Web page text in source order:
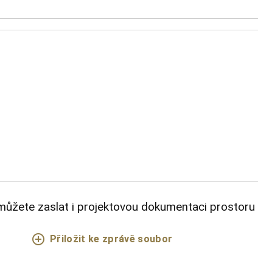
zaslat i projektovou dokumentaci prostoru
Přiložit ke zprávě soubor